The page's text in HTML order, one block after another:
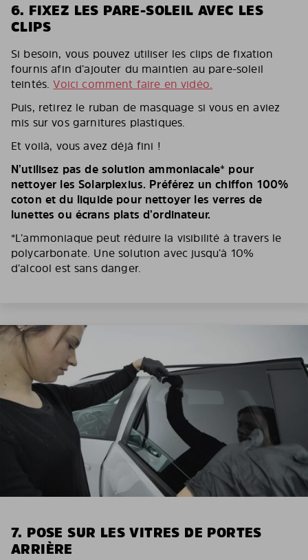
6. FIXEZ LES PARE-SOLEIL AVEC LES
CLIPS
Si besoin, vous pouvez utiliser les clips de fixation
fournis afin d’ajouter du maintien au pare-soleil
teintés.Voici comment faire en vidéo.
Puis, retirez le ruban de masquage si vous en aviez
mis sur vos garnitures plastiques.
Et voilà, vous avez déjà fini !
N’utilisez pas de solution ammoniacale* pour
nettoyer les Solarplexius. Préférez un chiffon 100%
coton et du liquide pour nettoyer les verres de
lunettes ou écrans plats d’ordinateur.
*L’ammoniaque peut réduire la visibilité à travers le
polycarbonate. Une solution avec jusqu’à 10%
d’alcool est sans danger.
7. POSE SUR LES VITRES DE PORTES
ARRIÈRE